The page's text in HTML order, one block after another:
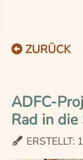
ZURÜCK
ADFC-
Rad in die
ERSTELLT: